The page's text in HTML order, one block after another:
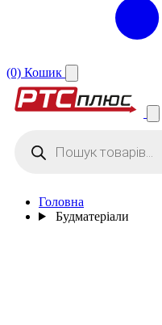
(0) Кошик
search
Головна
Будматеріали